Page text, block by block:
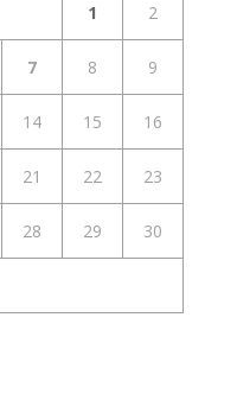
1 2
7 8 9
14 15 16
21 22 23
28 29 30